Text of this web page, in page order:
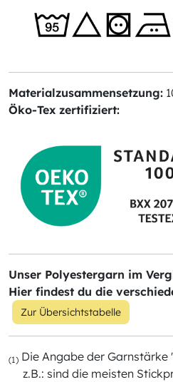
Materialzusammensetzung:
Öko-Tex zertifiziert:
Unser Polyestergarn im
Hier findest du die
Zur Übersichtstabelle
(1) Die Angabe der
z.B.: sind die meisten